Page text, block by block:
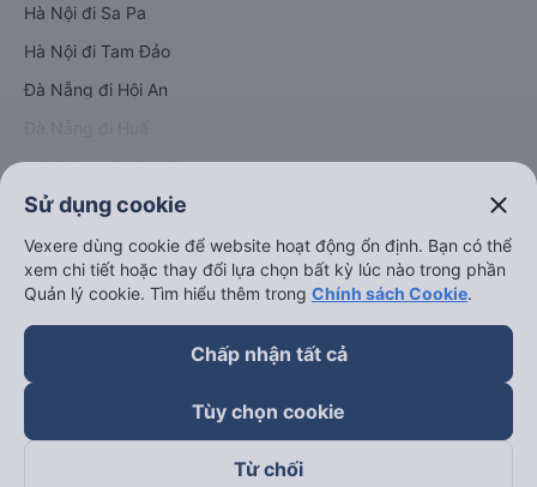
Hà Nội đi Sa Pa
Hà Nội đi Tam Đảo
Đà Nẵng đi Hội An
Hải Phòng đi Hà Nội
keyboard_arrow_down
Về chúng tôi
Sử dụng cookie close
Vexere dùng cookie để website hoạt động ổn định. Bạn có thể
xem chi tiết hoặc thay đổi lựa chọn bất kỳ lúc nào trong phần
Quản lý cookie. Tìm hiểu thêm trong Chính sách Cookie.
Chấp nhận tất cả
Tùy chọn cookie
Từ chối